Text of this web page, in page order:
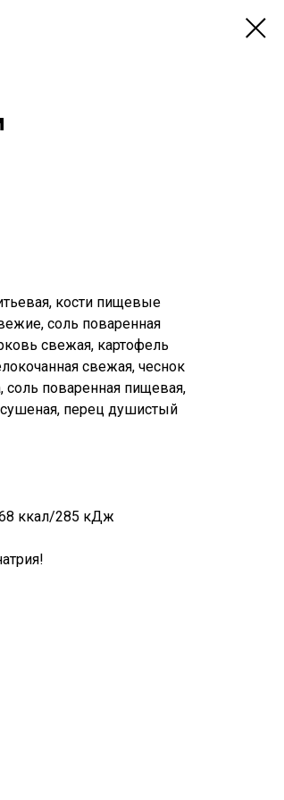
кости пищевые
соль поваренная
свежая, картофель
свежая, чеснок
соль поваренная пищевая,
сушеная, перец душистый
68 ккал/285 кДж